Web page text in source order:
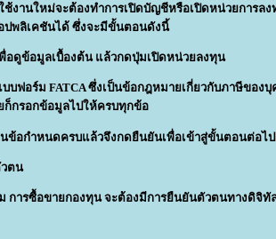
งานใหม่จะต้องทำการเปิดบัญชีหรือเปิดหน่วยการลง
ปพลิเคชันได้ ซึ่งจะมีขั้นตอนดังนี้
พื่อดูข้อมูลเบื้องต้น แล้วกดปุ่มเปิดหน่วยลงทุน
บฟอร์ม FATCA ซึ่งเป็นข้อกฎหมายเกี่ยวกับภาษีของ
ก็กรอกข้อมูลไปให้ครบทุกข้อ
นข้อกำหนดครบแล้วจึงกดยืนยันเพื่อเข้าสู่ขั้นตอนต่อไป
ตน
การซื้อขายกองทุน จะต้องมีการยืนยันตัวตนทางดิจิทั